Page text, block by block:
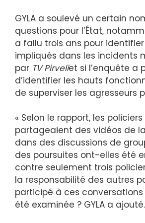
GYLA a soulevé un certain
questions pour l’État,
a fallu trois ans pour
impliqués dans les incidents
par TV Pirveliet si l’enquête a
d’identifier les hauts
de superviser les agresseurs
« Selon le rapport, les
partageaient des vidéos de
dans des discussions de
des poursuites ont-elles été
contre seulement trois
la responsabilité des autres
participé à ces
été examinée ? GYLA a ajouté.